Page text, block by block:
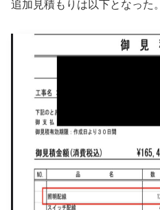
追加見積もりは以下となった。